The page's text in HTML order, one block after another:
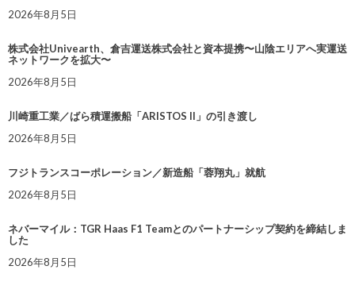
2026年8月5日
株式会社Univearth、倉吉運送株式会社と資本提携〜山陰エリアへ実運送
ネットワークを拡大〜
2026年8月5日
川崎重工業／ばら積運搬船「ARISTOS II」の引き渡し
2026年8月5日
フジトランスコーポレーション／新造船「蓉翔丸」就航
2026年8月5日
ネバーマイル：TGR Haas F1 Teamとのパートナーシップ契約を締結しま
した
2026年8月5日